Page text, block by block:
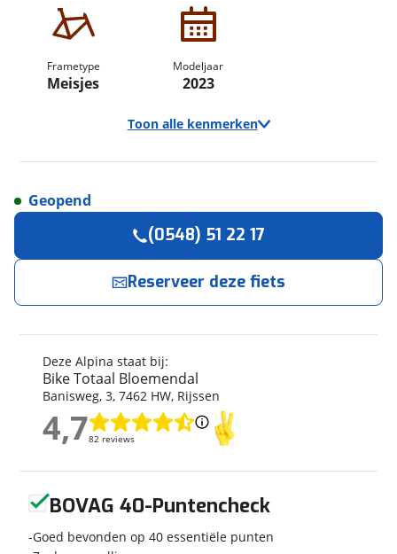
Frametype
Meisjes
Modeljaar
2023
Toon alle kenmerken
Cargo M22 Rn
Bouwjaar
2023
Modeljaar
Soort fiets
Meisjes
Framehoogte
40 cm
Techniek
Deze Alpina staat bij:
Bike Totaal Bloemendal
Banisweg, 3, 7462 HW, Rijssen
4,782 reviews
4,7
Geopend
(0548) 51 22 17
Reserveer deze fiets
Reserveernu!
Bike Totaal Bloemendal neemt snel contact met
Naam
E-mailadres
Telefoonnummer (optioneel)
BOVAG 40-Puntencheck
Goed bevonden op 40 essentiële punten